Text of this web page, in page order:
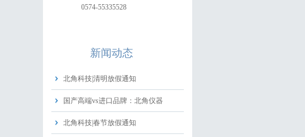
0574-55335528
新闻动态
北角科技|清明放假通知
国产高端vs进口品牌：北角仪器
北角科技|春节放假通知